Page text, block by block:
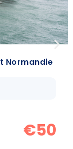
Normandie
€50